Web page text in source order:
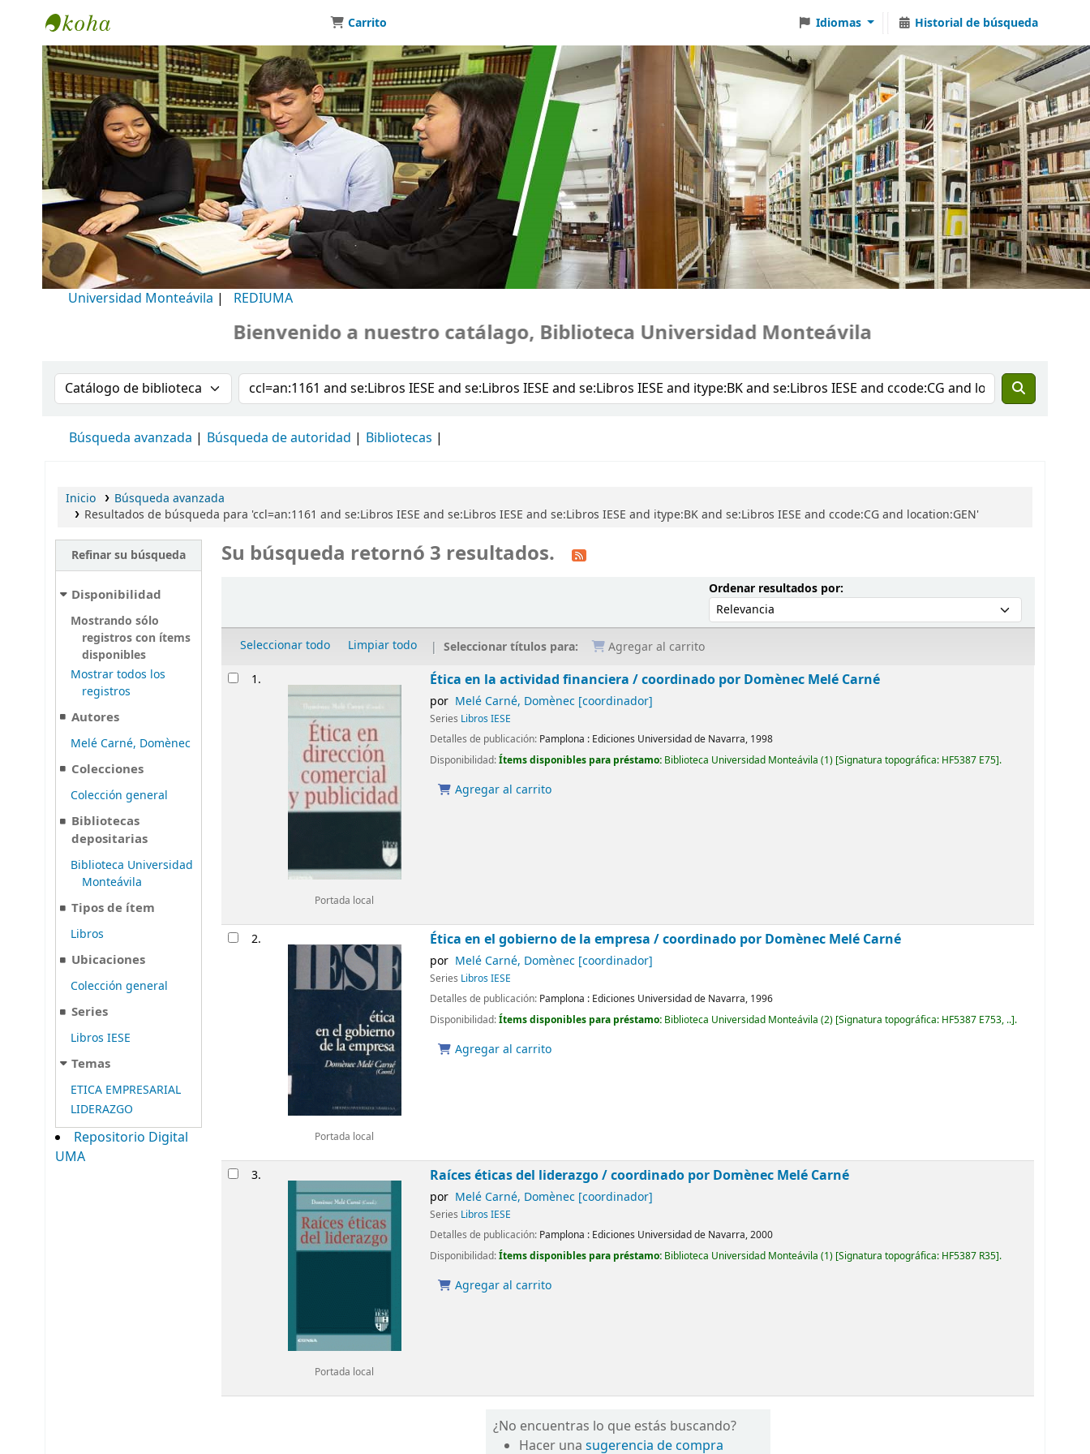
Biblioteca Universidad Monteávila
Carrito Idiomas Historial de búsqueda
Universidad Monteávila | REDIUMA
Bienvenido a nuestro catálago, Biblioteca Universidad Monteávila
Buscar en el catálogo por:Buscar en el catálogo
Búsqueda avanzada Búsqueda de autoridad Bibliotecas
Inicio
Búsqueda avanzada
Resultados de búsqueda para 'ccl=an:1161 and se:Libros IESE and se:Libros IESE and se:Libros IESE and itype:BK and se:Libros IESE and ccode:CG and location:GEN'
Refinar su búsqueda
Disponibilidad
Mostrando sólo
registros con ítems
disponibles
Mostrar todos los
registros
Autores
Melé Carné, Domènec
Colecciones
Colección general
Bibliotecas
depositarias
Biblioteca Universidad
Monteávila
Tipos de ítem
Libros
Ubicaciones
Colección general
Series
Libros IESE
Temas
ETICA EMPRESARIAL
LIDERAZGO
Repositorio Digital
UMA
Su búsqueda retornó 3 resultados.
Ordenar resultados por:Ordenar por:
Seleccionar todo Limpiar todo Seleccionar títulos para: Agregar al carrito
Resultados
1.
Portada local
Ética en la actividad financiera /coordinado por Domènec Melé Carné
por Melé Carné, Domènec[coordinador]
Series Libros IESE
Detalles de publicación: Pamplona : Ediciones Universidad de Navarra, 1998
Disponibilidad:Ítems disponibles para préstamo: Biblioteca Universidad Monteávila (1) Signatura topográfica: HF5387 E75 .
Agregar al carrito
2.
Portada local
Ética en el gobierno de la empresa /coordinado por Domènec Melé Carné
por Melé Carné, Domènec[coordinador]
Series Libros IESE
Detalles de publicación: Pamplona : Ediciones Universidad de Navarra, 1996
Disponibilidad:Ítems disponibles para préstamo: Biblioteca Universidad Monteávila (2) Signatura topográfica: HF5387 E753, .. .
Agregar al carrito
3.
Portada local
Raíces éticas del liderazgo /coordinado por Domènec Melé Carné
por Melé Carné, Domènec[coordinador]
Series Libros IESE
Detalles de publicación: Pamplona : Ediciones Universidad de Navarra,2000
Disponibilidad:Ítems disponibles para préstamo: Biblioteca Universidad Monteávila (1) Signatura topográfica: HF5387 R35 .
Agregar al carrito
¿No encuentras lo que estás buscando?
Hacer unasugerencia de compra